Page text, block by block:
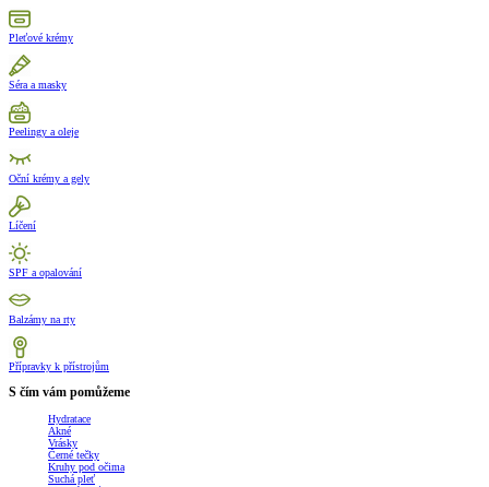
Pleťové krémy
Séra a masky
Peelingy a oleje
Oční krémy a gely
Líčení
SPF a opalování
Balzámy na rty
Přípravky k přístrojům
S čím vám pomůžeme
Hydratace
Akné
Vrásky
Černé tečky
Kruhy pod očima
Suchá pleť